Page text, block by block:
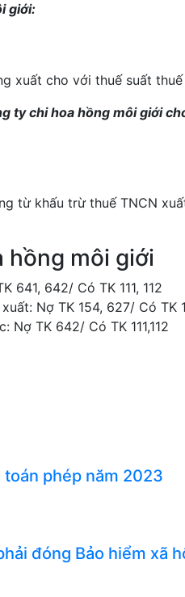
giới:
xuất cho với thuế suất thuế
ty chi hoa hồng môi giới
từ khấu trừ thuế TNCN
hồng môi giới
641, 642/ Có TK 111, 112
Nợ TK 154, 627/ Có TK
Nợ TK 642/ Có TK 111,112
phép năm 2023
đóng Bảo hiểm xã